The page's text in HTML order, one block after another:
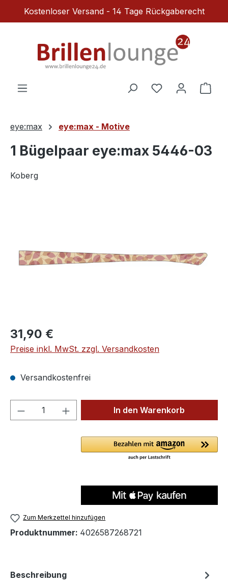
Zum Hauptinhalt springen
Kostenloser Versand - 14 Tage Rückgaberecht
Du hast 0
eye:max eye:max - Motive
1 Bügelpaar eye:max 5446-03
Koberg
Regulärer Preis:
31,90 €
Preise inkl. MwSt. zzgl. Versandkosten
Versandkostenfrei
Produkt Anzahl: Gib denIn den Warenkorb
Zum Merkzettel hinzufügen
Produktnummer: 4026587268721
Beschreibung